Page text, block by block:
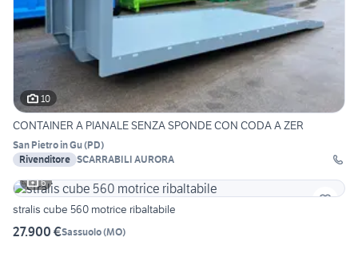
10
CONTAINER A PIANALE SENZA SPONDE CON CODA A ZER
San Pietro in Gu(PD)
Rivenditore SCARRABILI AURORA
6
stralis cube 560 motrice ribaltabile
27.900 €Sassuolo(MO)